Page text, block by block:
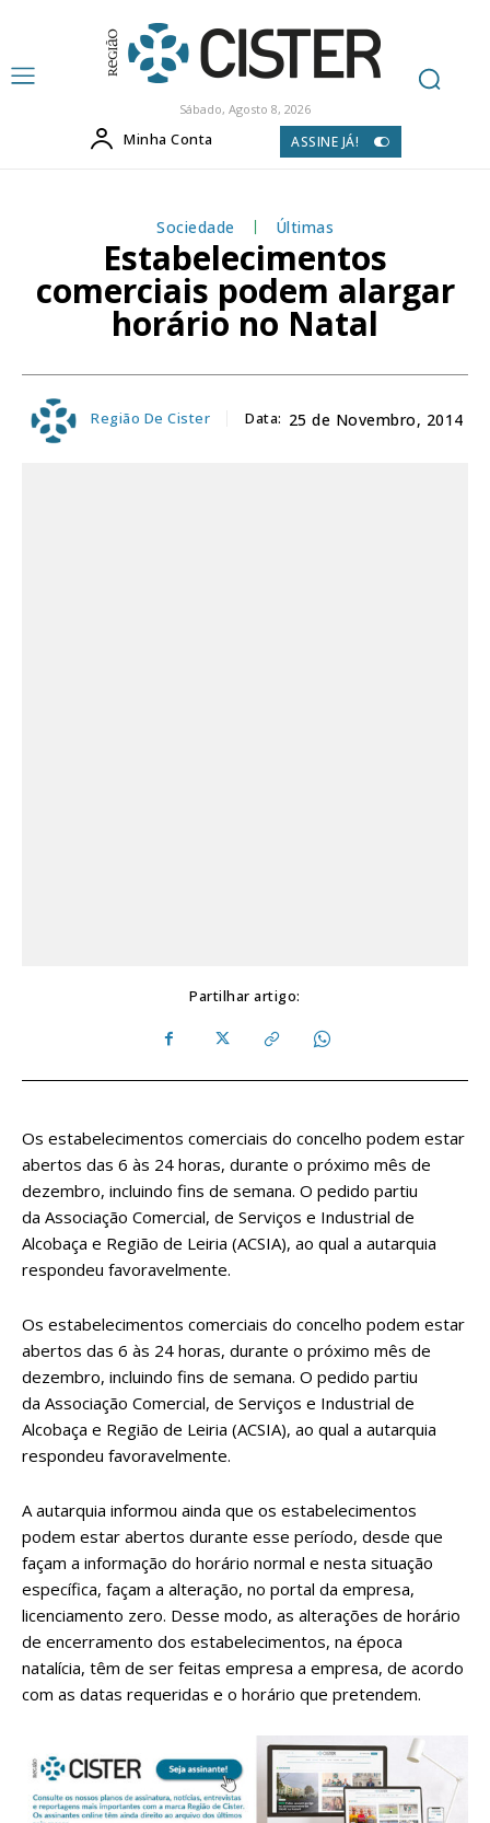
Sábado, Agosto 8, 2026
Minha Conta ASSINE JÁ!
Sociedade Últimas
Estabelecimentos
comerciais podem alargar
horário no Natal
Região De Cister Data: 25 de Novembro, 2014
Partilhar artigo:
Os estabelecimentos comerciais do concelho podem estar
abertos das 6 às 24 horas, durante o próximo mês de
dezembro, incluindo fins de semana. O pedido partiu
da Associação Comercial, de Serviços e Industrial de
Alcobaça e Região de Leiria (ACSIA), ao qual a autarquia
respondeu favoravelmente.
Os estabelecimentos comerciais do concelho podem estar
abertos das 6 às 24 horas, durante o próximo mês de
dezembro, incluindo fins de semana. O pedido partiu
da Associação Comercial, de Serviços e Industrial de
Alcobaça e Região de Leiria (ACSIA), ao qual a autarquia
respondeu favoravelmente.
A autarquia informou ainda que os estabelecimentos
podem estar abertos durante esse período, desde que
façam a informação do horário normal e nesta situação
específica, façam a alteração, no portal da empresa,
licenciamento zero. Desse modo, as alterações de horário
de encerramento dos estabelecimentos, na época
natalícia, têm de ser feitas empresa a empresa, de acordo
com as datas requeridas e o horário que pretendem.